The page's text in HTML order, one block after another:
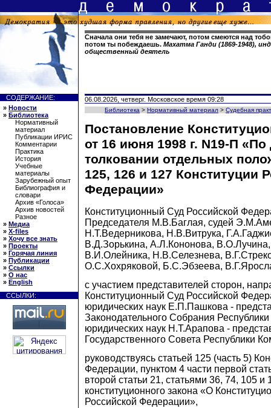
Сначала они тебя не замечают, потом смеются над
потом ты побеждаешь. Махатма Ганди (1869-1948),
общественный деятель
СОДЕРЖАНИЕ:
» Новости
» Библиотека
Нормативный
материал
Публикации ИРИС
Комментарии
Практика
История
Учебные
материалы
Зарубежный опыт
Библиография и
словари
Архив «Голоса»
Архив новостей
Разное
» Медиа
» X-files
» Хочу все знать
» Проекты
» Горячая линия
» Публикации
» Ссылки
» О нас
» English
ССЫЛКИ:
06.08.2026, четверг. Московское время 09:28
Библиотека > Нормативный материал > Судебная
Постановление
от 16 июня 1998 г. N19-П «По
толковании отдельных
125, 126 и 127 Конституции
Федерации»
Конституционный Суд Российской
Председателя М.В.Баглая, судей
Н.Т.Ведерникова, Н.В.Витрука,
В.Д.Зорькина, А.Л.Кононова,
В.И.Олейника, Н.В.Селезнева,
О.С.Хохряковой, Б.С.Эбзеева,
с участием представителей сторон,
Конституционный Суд Российской
юридических наук Е.П.Пашкова -
Законодательного Собрания
юридических наук Н.Т.Арапова -
Государственного Совета Республики
руководствуясь статьей 125 (часть 5)
Федерации, пунктом 4 части первой
второй статьи 21, статьями 36, 74, 105
конституционного закона «О
Российской Федерации»,